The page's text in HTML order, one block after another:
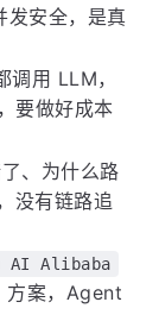
发安全，是真
用 LLM，
要做好成本
、为什么路
没有链路追
AI Alibaba
案，Agent